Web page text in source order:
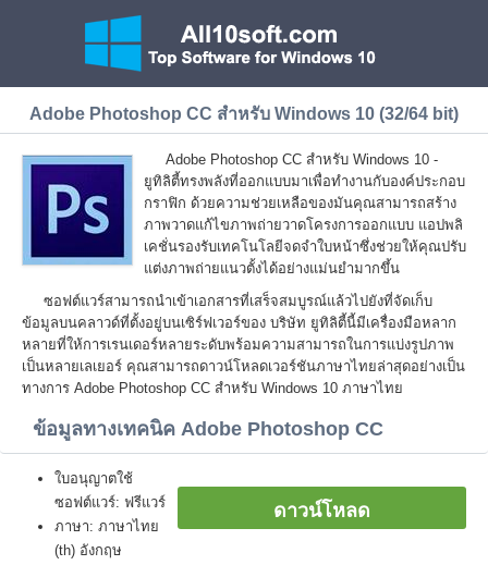
Adobe Photoshop CC สำหรับ Windows 10 (32/64 bit)
Adobe Photoshop CC สำหรับ Windows 10 -
ยูทิลิตี้ทรงพลังที่ออกแบบมาเพื่อทำงานกับองค์ประกอบ
กราฟิก ด้วยความช่วยเหลือของมันคุณสามารถสร้าง
ภาพวาดแก้ไขภาพถ่ายวาดโครงการออกแบบ แอปพลิ
เคชั่นรองรับเทคโนโลยีจดจำใบหน้าซึ่งช่วยให้คุณปรับ
แต่งภาพถ่ายแนวตั้งได้อย่างแม่นยำมากขึ้น
ซอฟต์แวร์สามารถนำเข้าเอกสารที่เสร็จสมบูรณ์แล้วไปยังที่จัดเก็บ
ข้อมูลบนคลาวด์ที่ตั้งอยู่บนเซิร์ฟเวอร์ของ บริษัท ยูทิลิตี้นี้มีเครื่องมือหลาก
หลายที่ให้การเรนเดอร์หลายระดับพร้อมความสามารถในการแบ่งรูปภาพ
เป็นหลายเลเยอร์ คุณสามารถดาวน์โหลดเวอร์ชันภาษาไทยล่าสุดอย่างเป็น
ทางการ Adobe Photoshop CC สำหรับ Windows 10 ภาษาไทย
ข้อมูลทางเทคนิค Adobe Photoshop CC
ดาวน์โหลด
ใบอนุญาตใช้
ซอฟต์แวร์: ฟรีแวร์
ภาษา: ภาษาไทย
(th) อังกฤษ